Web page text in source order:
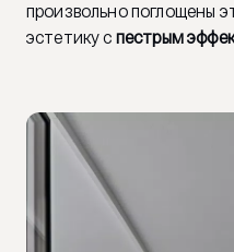
произвольно поглощены
эстетику с пестрым